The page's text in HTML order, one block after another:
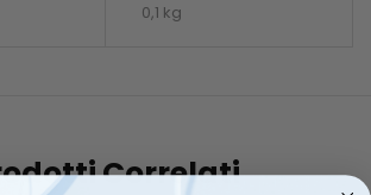
0,1 kg
Correlati